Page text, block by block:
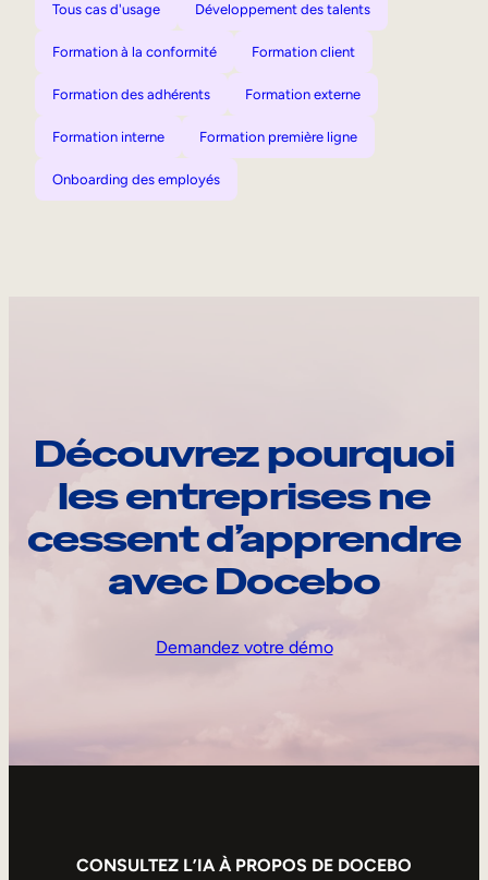
Tous cas d'usage Développement des talents
Formation à la conformité Formation client
Formation des adhérents Formation externe
Formation interne Formation première ligne
Onboarding des employés
Découvrez pourquoi
les entreprises ne
cessent d’apprendre
avec Docebo
Demandez votre démo
CONSULTEZ L’IA À PROPOS DE DOCEBO